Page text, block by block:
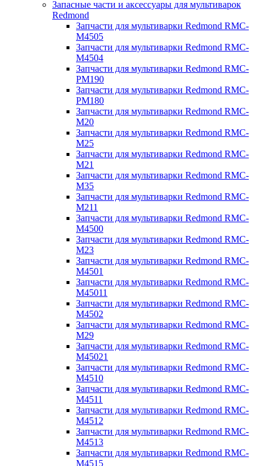
Запасные части и аксессуары для мультиварок
Redmond
Запчасти для мультиварки Redmond RMC-
M4505
Запчасти для мультиварки Redmond RMC-
M4504
Запчасти для мультиварки Redmond RMC-
PM190
Запчасти для мультиварки Redmond RMC-
PM180
Запчасти для мультиварки Redmond RMC-
M20
Запчасти для мультиварки Redmond RMC-
M25
Запчасти для мультиварки Redmond RMC-
M21
Запчасти для мультиварки Redmond RMC-
M35
Запчасти для мультиварки Redmond RMC-
M211
Запчасти для мультиварки Redmond RMC-
M4500
Запчасти для мультиварки Redmond RMC-
M23
Запчасти для мультиварки Redmond RMC-
M4501
Запчасти для мультиварки Redmond RMC-
M45011
Запчасти для мультиварки Redmond RMC-
M4502
Запчасти для мультиварки Redmond RMC-
M29
Запчасти для мультиварки Redmond RMC-
M45021
Запчасти для мультиварки Redmond RMC-
M4510
Запчасти для мультиварки Redmond RMC-
M4511
Запчасти для мультиварки Redmond RMC-
M4512
Запчасти для мультиварки Redmond RMC-
M4513
Запчасти для мультиварки Redmond RMC-
M4515